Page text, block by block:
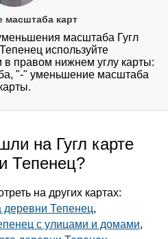
масштаба карт
масштаба Гугл
используйте
в правом нижнем углу карты:
"-" уменьшение масштаба
на Гугл карте
Тепенец?
на других картах:
деревни Тепенец,
с улицами и домами,